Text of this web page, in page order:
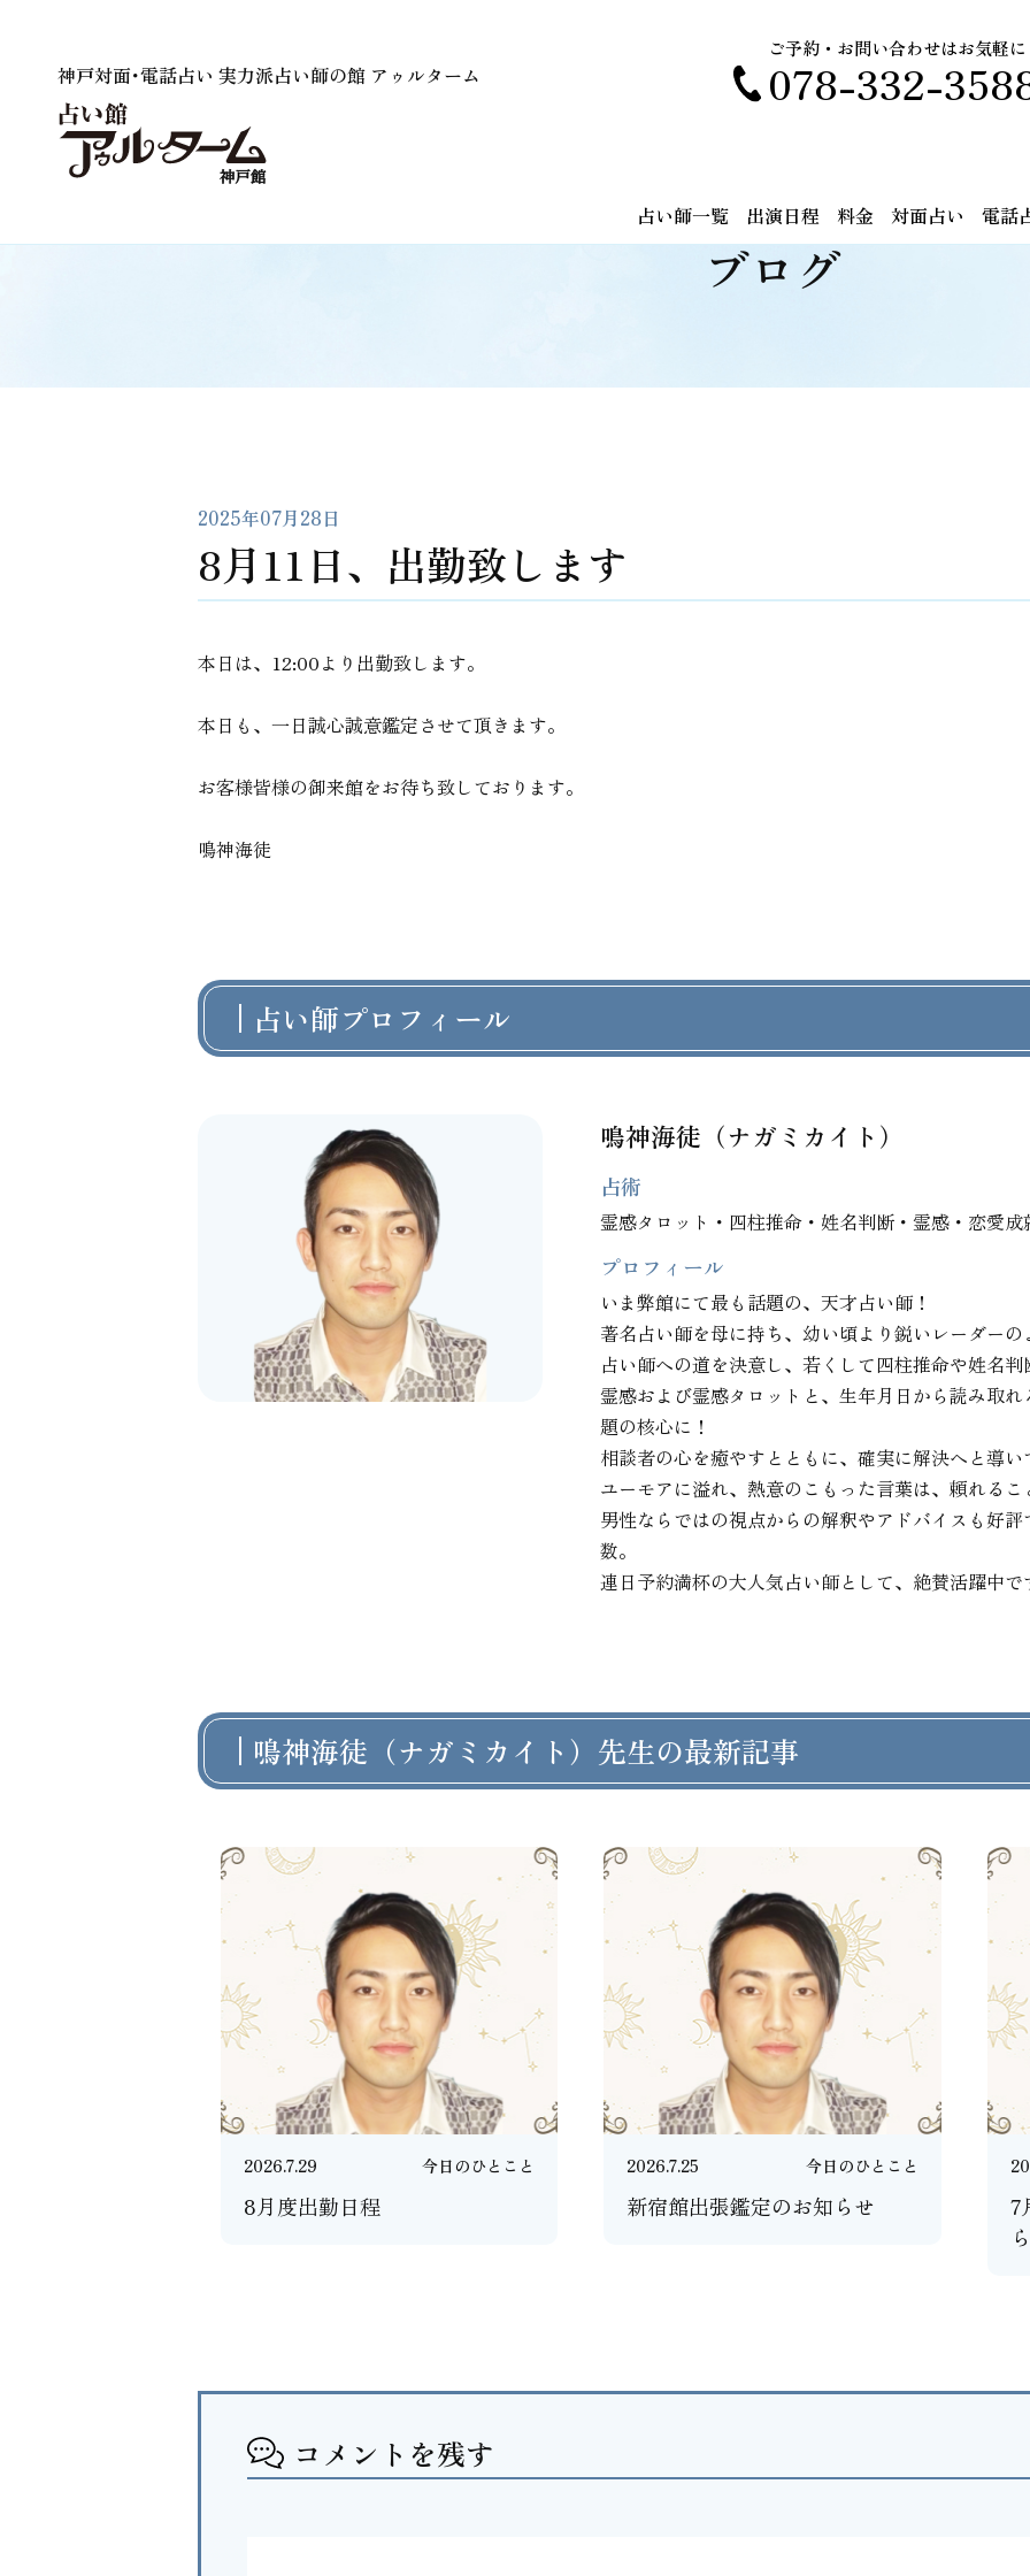
神戸対面･電話占い 実力派占い師の館 アゥルターム
ご予約・お問い合わせはお気軽
078-332-
占い師一覧 出演日程 料金 対面占い 電話
ブログ
2025年07月28日
8月11日、出勤致します
本日は、12:00より出勤致します。
本日も、一日誠心誠意鑑定させて頂きます。
お客様皆様の御来館をお待ち致しております。
鳴神海徒
占い師プロフィール
鳴神海徒（ナガミカイト）
占術
霊感タロット・四柱推命・姓名判断・霊感・恋愛成
プロフィール
いま弊館にて最も話題の、天才占い師！
著名占い師を母に持ち、幼い頃より鋭いレーダー
占い師への道を決意し、若くして四柱推命や姓名
霊感および霊感タロットと、生年月日から読み取
題の核心に！
相談者の心を癒やすとともに、確実に解決へと導
ユーモアに溢れ、熱意のこもった言葉は、頼れる
男性ならではの視点からの解釈やアドバイスも好
数。
連日予約満杯の大人気占い師として、絶賛活躍中で
鳴神海徒（ナガミカイト）先生の最新記事
2026.7.29 今日のひとこと
8月度出勤日程
2026.7.25 今日のひとこと
新宿館出張鑑定のお知らせ
7
コメントを残す